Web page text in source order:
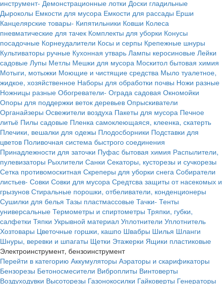
инструмент- Демонстрационные лотки Доски гладильные
Дыроколы Емкости для мусора Емкости для рассады Ерши
Канцелярские товары- Кипятильники Ковши Колеса
пневматические для тачек Комплекты для уборки Конусы
посадочные Корнеудалители Косы и серпы Крепежные шнуры
Культиваторы ручные Кухонная утварь Лампы керосиновые Лейки
садовые Лупы Метлы Мешки для мусора Москитол бытовая химия
Мотыги, мотыжки Моющие и чистящие средства Мыло туалетное,
жидкое, хозяйственное Наборы для обработки почвы Ножи разные
Ножницы разные Обогреватели- Ограда садовая Окномойки
Опоры для поддержки веток деревьев Опрыскиватели
Органайзеры Освежители воздуха Пакеты для мусора Печное
литьё Пилы садовые Пленка самоклеющаяся, клеенка, скатерть
Плечики, вешалки для одежы Плодосборники Подставки для
цветов Поливочная система быстрого соединения
Принадлежности для заточки Пуфас бытовая химия Распылители,
пулевизаторы Рыхлители Санки Секаторы, кусторезы и сучкорезы
Сетка противомоскитная Скреперы для уборки снега Собиратели
листьев- Совки Совки для мусора Средтсва защиты от насекомых и
грызунов Стиральные порошки, отбеливатели, конденционеры
Сушилки для белья Тазы пластмассовые Тачки- Тенты
универсальные Термометры и спиртометры Тряпки, губки,
салфетки Тяпки Укрывной материал Уплотнители Уплотнитель
Хозтовары Цветочные горшки, кашпо Швабры Шилья Шланги
Шнуры, веревки и шпагаты Щетки Этажерки Ящики пластиковые
Электроинструмент, бензоинструмент
Перейти в категорию Аккумуляторы Аэраторы и скарификаторы
Бензорезы Бетоносмесители Виброплиты Винтоверты
Воздуходувки Высоторезы Газонокосилки Гайковерты Генераторы